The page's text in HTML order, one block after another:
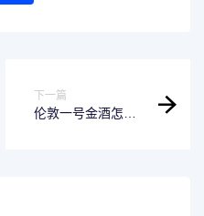
下一篇
伦敦一号金酒怎么